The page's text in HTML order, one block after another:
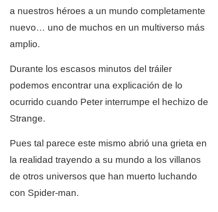
a nuestros héroes a un mundo completamente
nuevo… uno de muchos en un multiverso más
amplio.
Durante los escasos minutos del tráiler
podemos encontrar una explicación de lo
ocurrido cuando Peter interrumpe el hechizo de
Strange.
Pues tal parece este mismo abrió una grieta en
la realidad trayendo a su mundo a los villanos
de otros universos que han muerto luchando
con Spider-man.